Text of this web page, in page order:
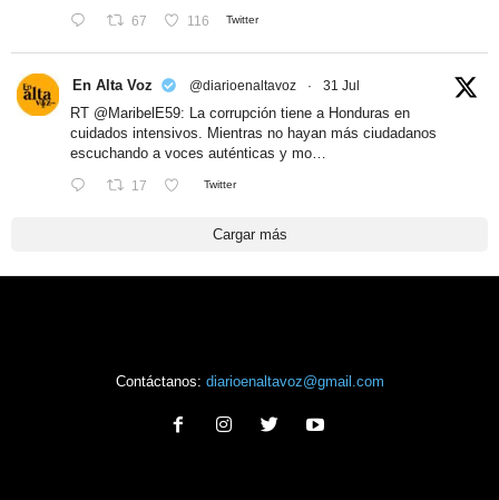
67 116 Twitter
En Alta Voz @diarioenaltavoz · 31 Jul
RT @MaribelE59: La corrupción tiene a Honduras en
cuidados intensivos. Mientras no hayan más ciudadanos
escuchando a voces auténticas y mo…
17 Twitter
Cargar más
Contáctanos: diarioenaltavoz@gmail.com